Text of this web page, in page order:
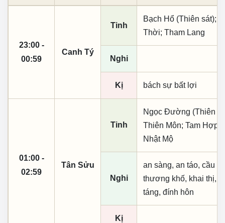
23:00 -
00:59
Canh Tý
Tinh
Bạch Hổ (Thiên sát);
Thời; Tham Lang
Nghi
Kị bách sự bất lợi
01:00 -
02:59
Tân Sửu
Tinh
Ngọc Đường (Thiên
Thiên Môn; Tam
Nhật Mộ
Nghi
an sàng, an táo, cầu
thương khố, khai thị,
táng, đính hôn
Kị